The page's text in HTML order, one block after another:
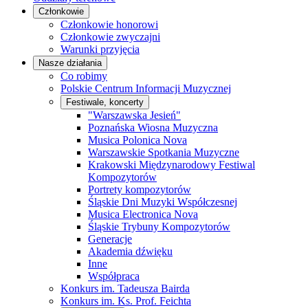
Członkowie
Członkowie honorowi
Członkowie zwyczajni
Warunki przyjęcia
Nasze działania
Co robimy
Polskie Centrum Informacji Muzycznej
Festiwale, koncerty
"Warszawska Jesień"
Poznańska Wiosna Muzyczna
Musica Polonica Nova
Warszawskie Spotkania Muzyczne
Krakowski Międzynarodowy Festiwal
Kompozytorów
Portrety kompozytorów
Śląskie Dni Muzyki Współczesnej
Musica Electronica Nova
Śląskie Trybuny Kompozytorów
Generacje
Akademia dźwięku
Inne
Współpraca
Konkurs im. Tadeusza Bairda
Konkurs im. Ks. Prof. Feichta